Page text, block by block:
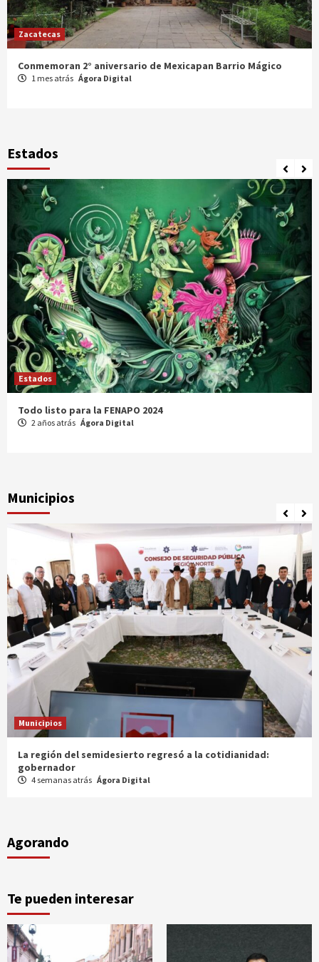
Zacatecas
Celebran XX Cabalgata Toma de Zacatecas
1 mes atrás Ágora Digital
Estados
Estados
Comparte Cecytez estrategias para mejora académica en
Tamaulipas
Municipios
Municipios
Entrega gobernador a productores 100 mdp en semilla
1 mes atrás
Agorando
Te pueden interesar